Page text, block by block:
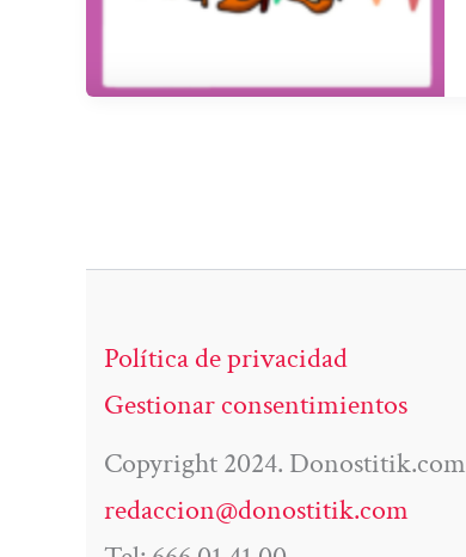
Política de privacidad
Gestionar consentimientos
Copyright 2024. Donostitik.com
redaccion@donostitik.com